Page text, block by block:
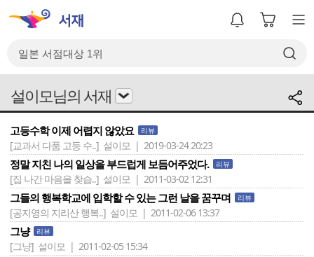
설이모님의 서재
고등수학 이제 어렵지 않았요 리뷰
[교과서 다품 고등 수..] 설이모 | 2019-03-24 20:23
정말 지친 나의 일상을 부드럽게 보듬어주었다. 리뷰
[집 나간 마음을 찾습..] 설이모 | 2011-03-02 12:31
그들의 행복학교에 입학할 수 있는 그런 날을 꿈꾸며 리뷰
[공지영의 지리산 행복..] 설이모 | 2011-02-06 13:37
그냥 리뷰
[그냥] 설이모 | 2011-02-05 15:34